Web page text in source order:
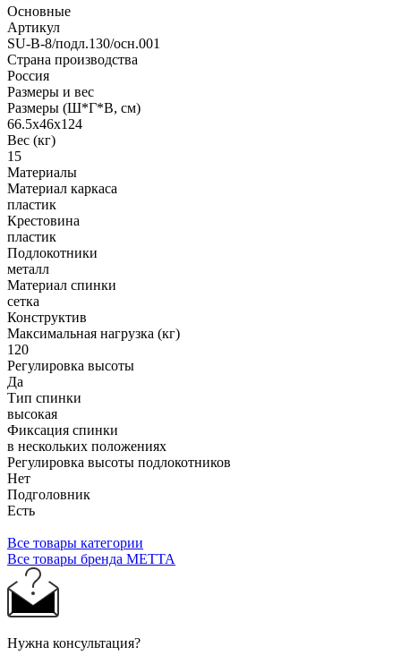
Основные
Артикул
SU-B-8/подл.130/осн.001
Страна производства
Россия
Размеры и вес
Размеры (Ш*Г*В, см)
66.5x46x124
Вес (кг)
15
Материалы
Материал каркаса
пластик
Крестовина
пластик
Подлокотники
металл
Материал спинки
сетка
Конструктив
Максимальная нагрузка (кг)
120
Регулировка высоты
Да
Тип спинки
высокая
Фиксация спинки
в нескольких положениях
Регулировка высоты подлокотников
Нет
Подголовник
Есть
Все товары категории
Все товары бренда МЕТТА
Нужна консультация?